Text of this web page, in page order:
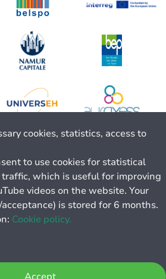
cookies, statistics, access to
to use cookies for statistical
which is useful for improving
videos on the website. Your
is stored for 6 months.
Cookie policy.